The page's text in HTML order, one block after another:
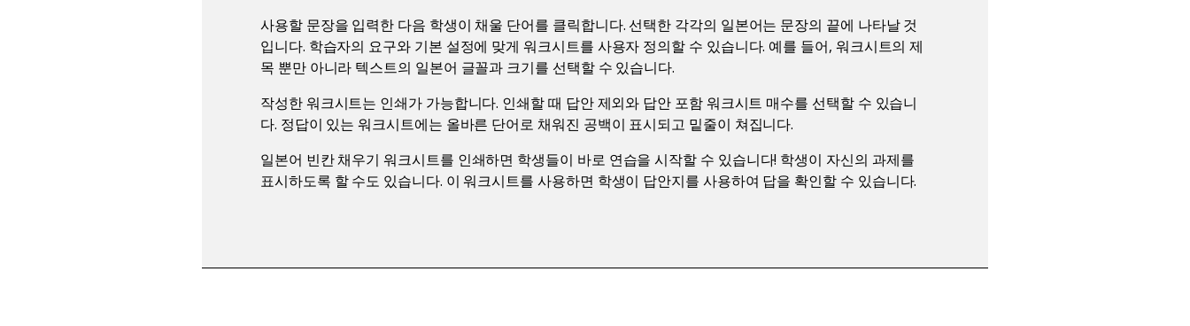
사용할 문장을 입력한 다음 학생이 채울 단어를 클릭합니다. 선택한 각각의 일본어는 문장의 끝에 나타날 것
입니다. 학습자의 요구와 기본 설정에 맞게 워크시트를 사용자 정의할 수 있습니다. 예를 들어, 워크시트의 제
목 뿐만 아니라 텍스트의 일본어 글꼴과 크기를 선택할 수 있습니다.
작성한 워크시트는 인쇄가 가능합니다. 인쇄할 때 답안 제외와 답안 포함 워크시트 매수를 선택할 수 있습니
다. 정답이 있는 워크시트에는 올바른 단어로 채워진 공백이 표시되고 밑줄이 쳐집니다.
일본어 빈칸 채우기 워크시트를 인쇄하면 학생들이 바로 연습을 시작할 수 있습니다! 학생이 자신의 과제를
표시하도록 할 수도 있습니다. 이 워크시트를 사용하면 학생이 답안지를 사용하여 답을 확인할 수 있습니다.